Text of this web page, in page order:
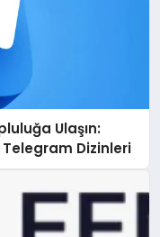
Ulaşın:
Dizinleri